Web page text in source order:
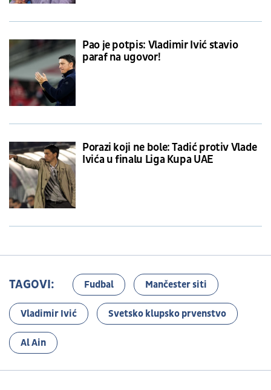
Pao je potpis: Vladimir Ivić stavio
paraf na ugovor!
Porazi koji ne bole: Tadić protiv Vlade
Ivića u finalu Liga Kupa UAE
TAGOVI: Fudbal Mančester siti
Vladimir Ivić Svetsko klupsko prvenstvo
Al Ain